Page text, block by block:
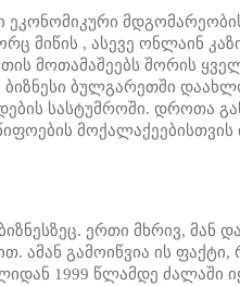
მიწის , ასევე ონლაინ
მოთამაშეებს შორის
ბულგარეთში
სასტუმროში. დროთა
ერთი მხრივ, მან
ამან გამოიწვია ის
1999 წლამდე